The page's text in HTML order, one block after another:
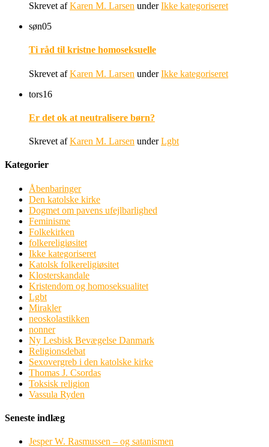
Skrevet afKaren M. Larsen underIkke kategoriseret
søn05
Ti råd til kristne homoseksuelle
Skrevet afKaren M. Larsen underIkke kategoriseret
tors16
Er det ok at neutralisere børn?
Skrevet afKaren M. Larsen underLgbt
Kategorier
Åbenbaringer
Den katolske kirke
Dogmet om pavens ufejlbarlighed
Feminisme
Folkekirken
folkereligiøsitet
Ikke kategoriseret
Katolsk folkereligiøsitet
Klosterskandale
Kristendom og homoseksualitet
Lgbt
Mirakler
neoskolastikken
nonner
Ny Lesbisk Bevægelse Danmark
Religionsdebat
Sexovergreb i den katolske kirke
Thomas J. Csordas
Toksisk religion
Vassula Ryden
Seneste indlæg
Jesper W. Rasmussen – og satanismen